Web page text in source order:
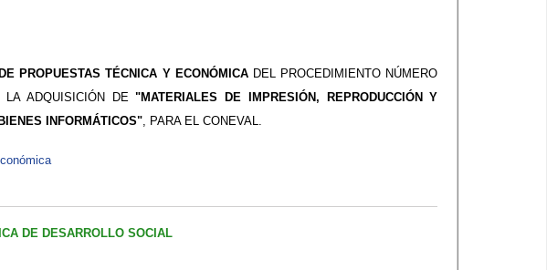
PROPUESTAS TÉCNICA Y ECONÓMICADEL PROCEDIMIENTO NÚMERO
LA ADQUISICIÓN DE"MATERIALES DE IMPRESIÓN, REPRODUCCIÓN Y
INFORMÁTICOS", PARA EL CONEVAL.
DE DESARROLLO SOCIAL